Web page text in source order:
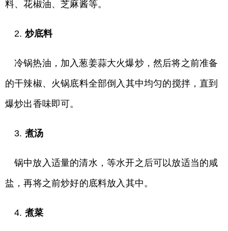
料、花椒油、芝麻酱等。
2. 炒底料
冷锅热油，加入葱姜蒜大火爆炒，然后将之前准备
的干辣椒、火锅底料全部倒入其中均匀的搅拌，直到
爆炒出香味即可。
3. 煮汤
锅中放入适量的清水，等水开之后可以放适当的咸
盐，再将之前炒好的底料放入其中。
4. 煮菜